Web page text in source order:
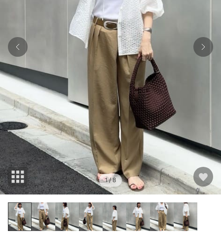
1/ 8